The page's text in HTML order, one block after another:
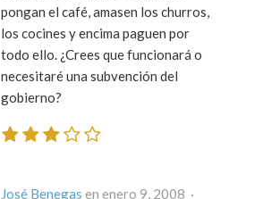
pongan el café, amasen los churros,
los cocines y encima paguen por
todo ello. ¿Crees que funcionará o
necesitaré una subvención del
gobierno?
José Benegas
en enero 9, 2008 ·